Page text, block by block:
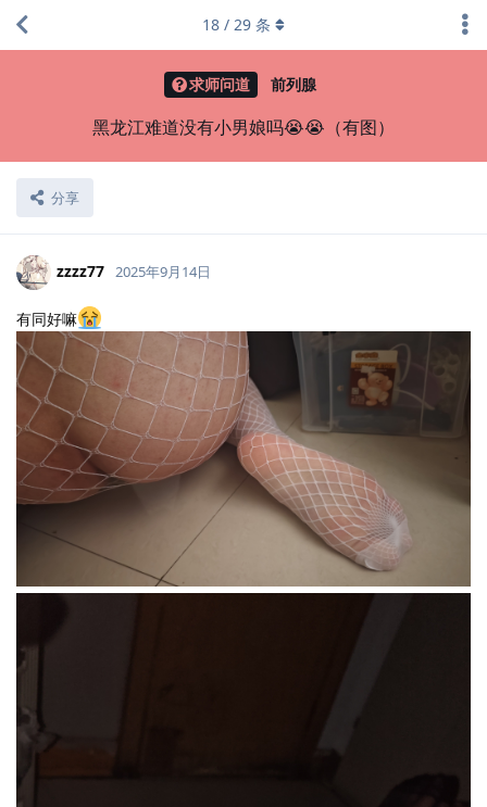
求师问道 前列腺
黑龙江难道没有小男娘吗😭😭（有图）
分享
18 / 29 条
zzzz77 2025年9月14日
有同好嘛